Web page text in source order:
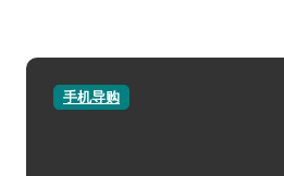
手机导购